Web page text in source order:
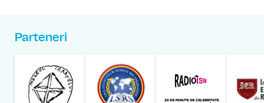
Parteneri